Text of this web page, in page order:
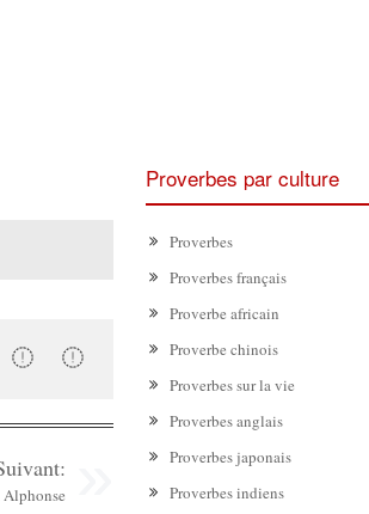
Proverbes par culture
Proverbes
Proverbes français
Proverbe africain
Proverbe chinois
Proverbes sur la vie
Proverbes anglais
Proverbes japonais
Proverbes indiens